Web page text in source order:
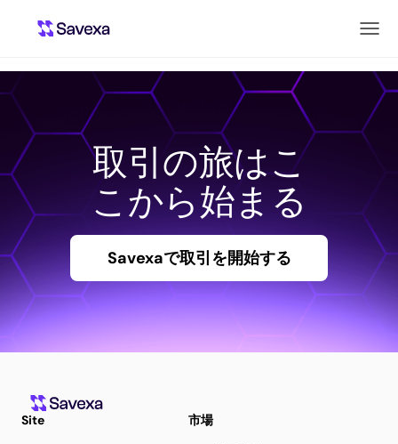
取引の旅はこ
こから始まる
Savexaで取引を開始する
Site 市場